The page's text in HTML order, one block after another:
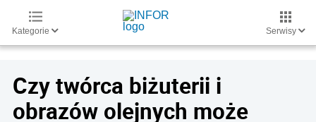
Kategorie Serwisy
Czy twórca biżuterii i
obrazów olejnych może